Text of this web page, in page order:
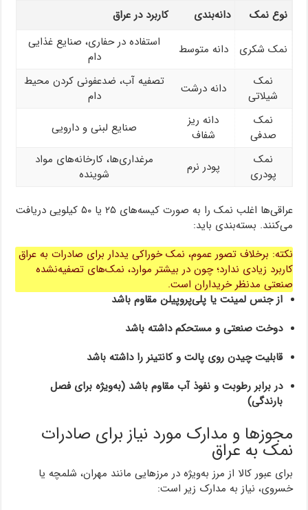
نوع نمک دانه‌بندی کاربرد در عراق
نمک شکری دانه متوسط
استفاده در حفاری، صنایع غذایی
دام
نمک
شیلاتی
دانه درشت
تصفیه آب، ضدعفونی کردن محیط
دام
نمک
صدفی
دانه ریز
شفاف
صنایع لبنی و دارویی
نمک
پودری
پودر نرم
مرغداری‌ها، کارخانه‌های مواد
شوینده
عراقی‌ها اغلب نمک را به صورت کیسه‌های ۲۵ یا ۵۰ کیلویی دریافت
می‌کنند. بسته‌بندی باید:
نکته: برخلاف تصور عموم، نمک خوراکی یددار برای صادرات به عراق
کاربرد زیادی ندارد؛ چون در بیشتر موارد، نمک‌های تصفیه‌نشده
صنعتی مدنظر خریداران است.
از جنس لمینت یا پلی‌پروپیلن مقاوم باشد
دوخت صنعتی و مستحکم داشته باشد
قابلیت چیدن روی پالت و کانتینر را داشته باشد
در برابر رطوبت و نفوذ آب مقاوم باشد (به‌ویژه برای فصل
بارندگی)
مجوزها و مدارک مورد نیاز برای صادرات
نمک به عراق
برای عبور کالا از مرز به‌ویژه در مرزهایی مانند مهران، شلمچه یا
خسروی، نیاز به مدارک زیر است: